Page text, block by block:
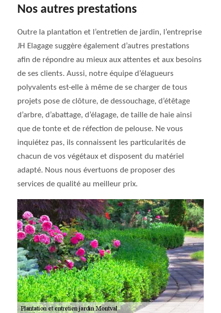
Nos autres prestations
Outre la plantation et l’entretien de jardin, l’entreprise
JH Elagage suggère également d’autres prestations
afin de répondre au mieux aux attentes et aux besoins
de ses clients. Aussi, notre équipe d’élagueurs
polyvalents est-elle à même de se charger de tous
projets pose de clôture, de dessouchage, d’étêtage
d’arbre, d’abattage, d’élagage, de taille de haie ainsi
que de tonte et de réfection de pelouse. Ne vous
inquiétez pas, ils connaissent les particularités de
chacun de vos végétaux et disposent du matériel
adapté. Nous nous évertuons de proposer des
services de qualité au meilleur prix.